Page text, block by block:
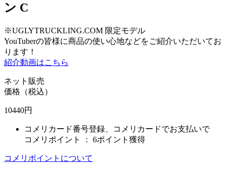
ン C
※UGLYTRUCKLING.COM 限定モデル
YouTuberの皆様に商品の使い心地などをご紹介いただいてお
ります！
紹介動画はこちら
ネット販売
価格（税込）
10440円
コメリカード番号登録、コメリカードでお支払いで
コメリポイント ： 6ポイント獲得
コメリポイントについて